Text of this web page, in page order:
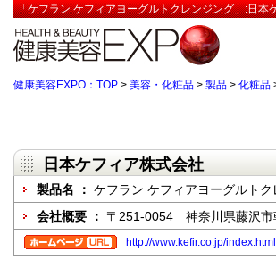
「ケフラン ケフィアヨーグルトクレンジング」:日本
健康美容EXPO：TOP > 美容・化粧品 > 製品 > 化粧品
日本ケフィア株式会社
製品名 ： ケフラン ケフィアヨーグルトク
会社概要 ： 〒251-0054 神奈川県藤沢市
http://www.kefir.co.jp/index.html